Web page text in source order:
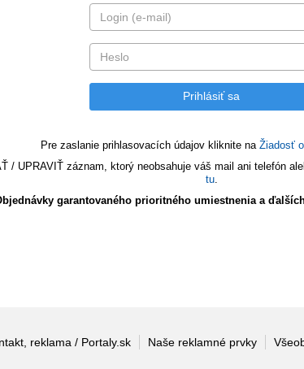
Pre zaslanie prihlasovacích údajov kliknite na Žiadosť
/ UPRAVIŤ záznam, ktorý neobsahuje váš mail ani telefón
tu.
garantovaného prioritného umiestnenia a
reklama / Portaly.sk Naše reklamné prvky